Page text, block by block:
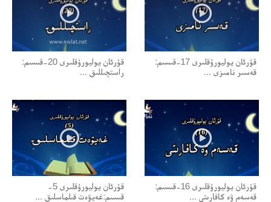
قۇرئان يوليورۇقلىرى 17-قىسىم:
قەسىر نامىزى ...
قۇرئان يوليورۇقلىرى 20-قىسىم:
راستچىللىق ...
قۇرئان يوليورۇقلىرى 16-قىسىم:
قەسەم ۋە كافارىتى ...
قۇرئان يوليورۇقلىرى 5-
قىسىم:غەيۋەت قىلماسلىق ...